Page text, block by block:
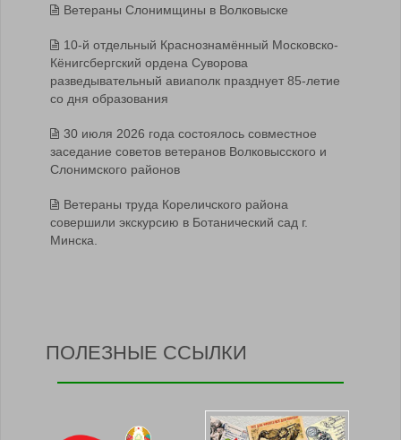
Ветераны Слонимщины в Волковыске
10-й отдельный Краснознамённый Московско-
Кёнигсбергский ордена Суворова
разведывательный авиаполк празднует 85-летие
со дня образования
30 июля 2026 года состоялось совместное
заседание советов ветеранов Волковысского и
Слонимского районов
Ветераны труда Кореличского района
совершили экскурсию в Ботанический сад г.
Минска.
ПОЛЕЗНЫЕ ССЫЛКИ